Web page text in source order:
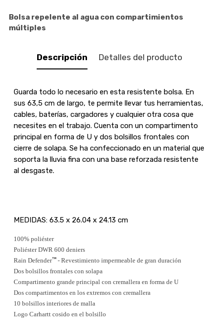
Bolsa repelente al agua con compartimientos
múltiples
Descripción Detalles del producto
Guarda todo lo necesario en esta resistente bolsa. En
sus 63,5 cm de largo, te permite llevar tus herramientas,
cables, baterías, cargadores y cualquier otra cosa que
necesites en el trabajo. Cuenta con un compartimento
principal en forma de U y dos bolsillos frontales con
cierre de solapa. Se ha confeccionado en un material que
soporta la lluvia fina con una base reforzada resistente
al desgaste.
MEDIDAS: 63.5 x 26.04 x 24.13 cm
100% poliéster
Poliéster DWR 600 deniers
Rain Defender™ - Revestimiento impermeable de gran duración
Dos bolsillos frontales con solapa
Compartimento grande principal con cremallera en forma de U
Dos compartimentos en los extremos con cremallera
10 bolsillos interiores de malla
Logo Carhartt cosido en el bolsillo